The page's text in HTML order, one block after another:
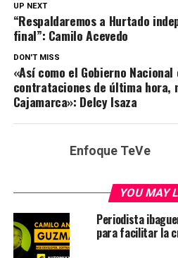
UP NEXT
“Respaldaremos a Hurtado
final”: Camilo Acevedo
DON'T MISS
«Así como el Gobierno
contrataciones de última hora,
Cajamarca»: Delcy Isaza
Enfoque TeVe
YOU MAY
Periodista
para facilitar la